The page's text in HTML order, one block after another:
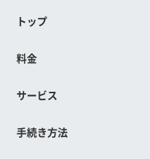
トップ
料金
サービス
手続き方法